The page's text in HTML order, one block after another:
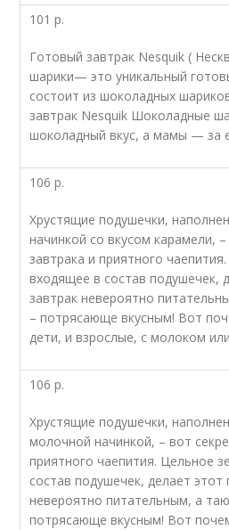
101 р.
Готовый завтрак Nesquik (
шарики— это уникальный
состоит из шоколадных
завтрак Nesquik Шоколадные
шоколадный вкус, а мамы — за
106 р.
Хрустящие подушечки,
начинкой со вкусом карамели,
завтрака и приятного
входящее в состав подушечек,
завтрак невероятно
– потрясающе вкусным! Вот
дети, и взрослые, с молоком
106 р.
Хрустящие подушечки,
молочной начинкой, – вот
приятного чаепития. Цельное
состав подушечек, делает этот
невероятно питательным, а
потрясающе вкусным! Вот